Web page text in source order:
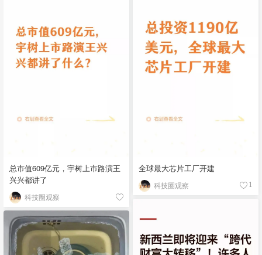
总市值609亿元，宇树上市路演王
兴兴都讲了
科技圈观察
全球最大芯片工厂开建
科技圈观察 1